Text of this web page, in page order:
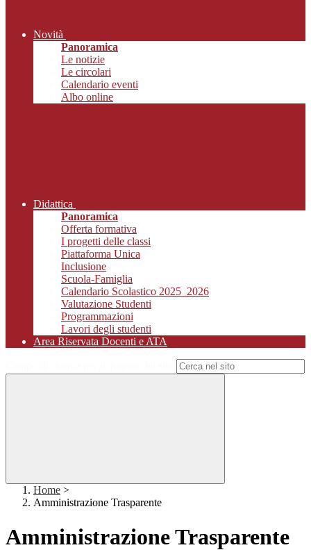
Novità
Panoramica
Le notizie
Le circolari
Calendario eventi
Albo online
Didattica
Panoramica
Offerta formativa
I progetti delle classi
Piattaforma Unica
Inclusione
Scuola-Famiglia
Calendario Scolastico 2025_2026
Valutazione Studenti
Programmazioni
Lavori degli studenti
Area Riservata Docenti e ATA
Home >
Amministrazione Trasparente
Amministrazione Trasparente